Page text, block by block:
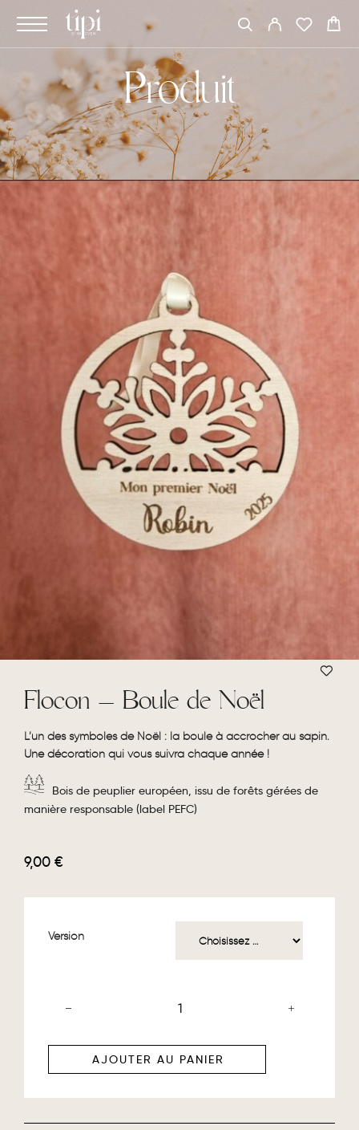
Produit
Flocon – Boule de Noël
L’un des symboles de Noël : la boule à accrocher au sapin.
Une décoration qui vous suivra chaque année !
Bois de peuplier européen, issu de forêts gérées de
manière responsable (label PEFC)
9,00 €
Version
AJOUTER AU PANIER